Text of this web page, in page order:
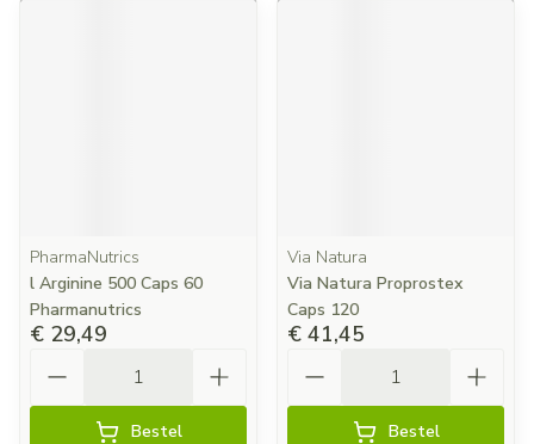
PharmaNutrics
l Arginine 500 Caps 60
Pharmanutrics
€ 29,49
Bestel
Via Natura
Via Natura Proprostex
Caps 120
€ 41,45
Bestel